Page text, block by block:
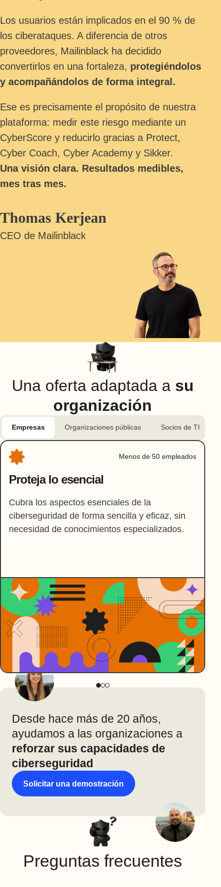
Los usuarios están implicados en el 90 % de
los ciberataques. A diferencia de otros
proveedores, Mailinblack ha decidido
convertirlos en una fortaleza, protegiéndolos
y acompañándolos de forma integral.
Ese es precisamente el propósito de nuestra
plataforma: medir este riesgo mediante un
CyberScore y reducirlo gracias a Protect,
Cyber Coach, Cyber Academy y Sikker.
Una visión clara. Resultados medibles,
mes tras mes.
Thomas Kerjean
CEO de Mailinblack
Una oferta adaptada a su
organización
Empresas Organizaciones públicas Socios de TI
Menos de 50 empleados
Proteja lo esencial
Cubra los aspectos esenciales de la
ciberseguridad de forma sencilla y eficaz, sin
necesidad de conocimientos especializados.
Desde hace más de 20 años,
ayudamos a las organizaciones a
reforzar sus capacidades de
ciberseguridad
Solicitar una demostración
Preguntas frecuentes